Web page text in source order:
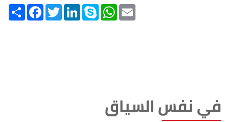
Share FacebookTwitterLinkedInSkype WhatsApp
في نفس السياق